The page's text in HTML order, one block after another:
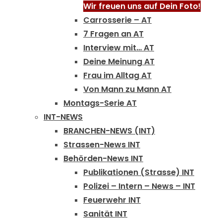
Wir freuen uns auf Dein Foto!
Carrosserie – AT
7 Fragen an AT
Interview mit… AT
Deine Meinung AT
Frau im Alltag AT
Von Mann zu Mann AT
Montags-Serie AT
INT-NEWS
BRANCHEN-NEWS (INT)
Strassen-News INT
Behörden-News INT
Publikationen (Strasse) INT
Polizei – Intern – News – INT
Feuerwehr INT
Sanität INT